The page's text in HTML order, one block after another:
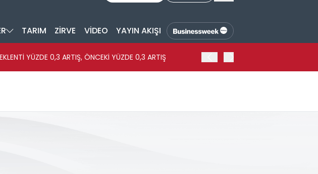
TARIM ZİRVE VİDEO YAYIN AKIŞI
YÜZDE 0,3 ARTIŞ, ÖNCEKİ YÜZDE 0,3 ARTIŞ